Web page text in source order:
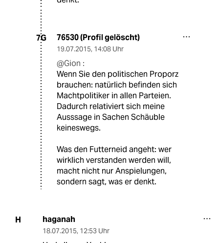
7G 76530 (Profil gelöscht)
19.07.2015, 14:08 Uhr
@Gion :
Wenn Sie den politischen Proporz
brauchen: natürlich befinden sich
Machtpolitiker in allen Parteien.
Dadurch relativiert sich meine
Ausssage in Sachen Schäuble
keineswegs.
Was den Futterneid angeht: wer
wirklich verstanden werden will,
macht nicht nur Anspielungen,
sondern sagt, was er denkt.
H haganah
18.07.2015, 12:53 Uhr